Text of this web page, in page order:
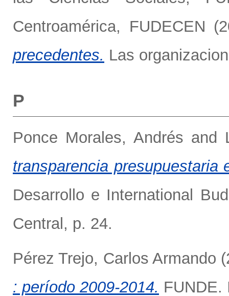
Centroamérica, FUDECEN
precedentes. Las
P
Ponce Morales, Andrés and
transparencia presupuestaria
Desarrollo e International
Central, p. 24.
Pérez Trejo, Carlos Armando
: período 2009-2014. FUNDE.